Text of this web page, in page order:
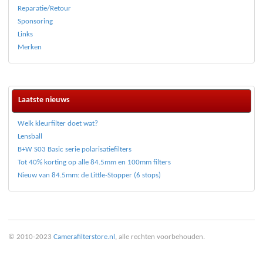
Reparatie/Retour
Sponsoring
Links
Merken
Laatste nieuws
Welk kleurfilter doet wat?
Lensball
B+W S03 Basic serie polarisatiefilters
Tot 40% korting op alle 84.5mm en 100mm filters
Nieuw van 84.5mm: de Little-Stopper (6 stops)
© 2010-2023 Camerafilterstore.nl , alle rechten voorbehouden.